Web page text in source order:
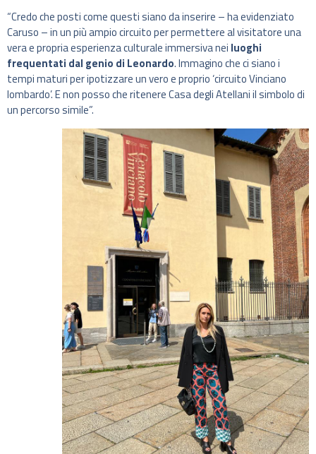
“Credo che posti come questi siano da inserire – ha evidenziato
Caruso – in un più ampio circuito per permettere al visitatore una
vera e propria esperienza culturale immersiva nei luoghi
frequentati dal genio di Leonardo. Immagino che ci siano i
tempi maturi per ipotizzare un vero e proprio ‘circuito Vinciano
lombardo’. E non posso che ritenere Casa degli Atellani il simbolo di
un percorso simile”.